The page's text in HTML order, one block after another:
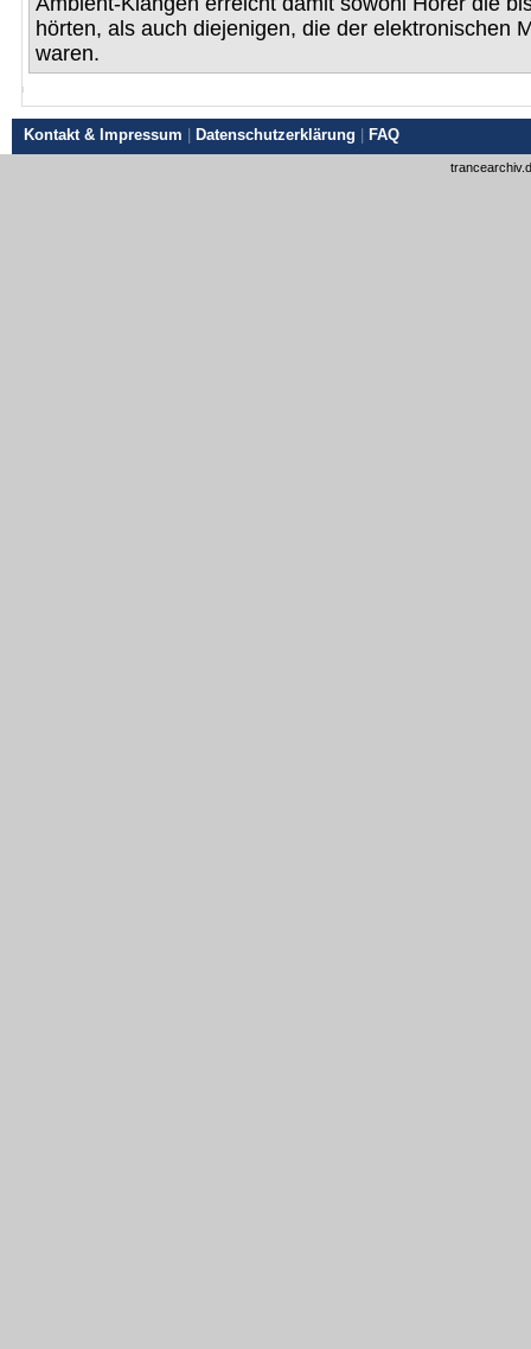
hörten, als auch diejenigen, die der elektronischen
waren.
Kontakt & Impressum Datenschutzerklärung FAQ